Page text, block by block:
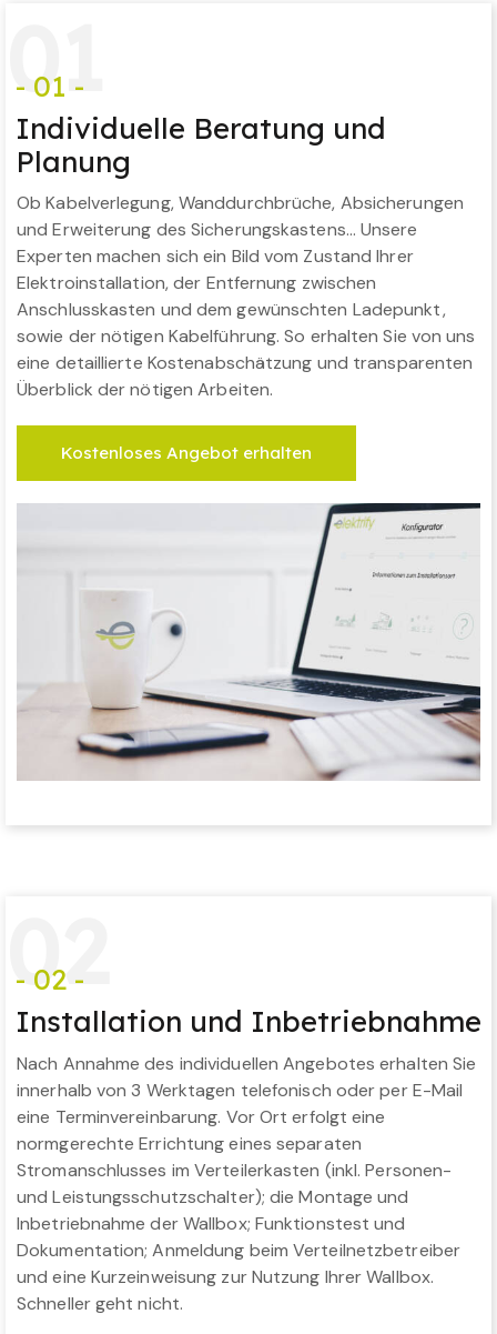
01
- 01 -
Individuelle Beratung und
Planung
Ob Kabelverlegung, Wanddurchbrüche, Absicherungen
und Erweiterung des Sicherungskastens… Unsere
Experten machen sich ein Bild vom Zustand Ihrer
Elektroinstallation, der Entfernung zwischen
Anschlusskasten und dem gewünschten Ladepunkt,
sowie der nötigen Kabelführung. So erhalten Sie von uns
eine detaillierte Kostenabschätzung und transparenten
Überblick der nötigen Arbeiten.
Kostenloses Angebot erhalten
02
- 02 -
Installation und Inbetriebnahme
Nach Annahme des individuellen Angebotes erhalten Sie
innerhalb von 3 Werktagen telefonisch oder per E-Mail
eine Terminvereinbarung. Vor Ort erfolgt eine
normgerechte Errichtung eines separaten
Stromanschlusses im Verteilerkasten (inkl. Personen-
und Leistungsschutzschalter); die Montage und
Inbetriebnahme der Wallbox; Funktionstest und
Dokumentation; Anmeldung beim Verteilnetzbetreiber
und eine Kurzeinweisung zur Nutzung Ihrer Wallbox.
Schneller geht nicht.